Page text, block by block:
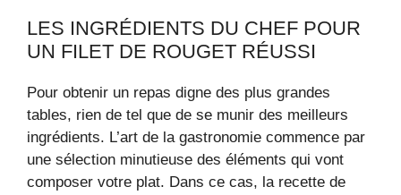
LES INGRÉDIENTS DU CHEF POUR
UN FILET DE ROUGET RÉUSSI
Pour obtenir un repas digne des plus grandes
tables, rien de tel que de se munir des meilleurs
ingrédients. L’art de la gastronomie commence par
une sélection minutieuse des éléments qui vont
composer votre plat. Dans ce cas, la recette de